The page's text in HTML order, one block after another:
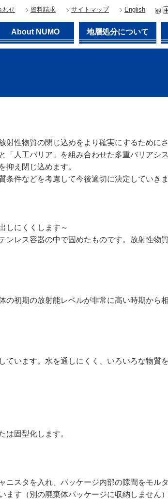
わせ 資料請求 サイトマップ English
About NUMO 地層処分について
性物質の閉じ込めをより確実にするために
人工バリア」を組み合わせた多重バリアシ
抑え閉じ込めます。
件などを考慮して今後適切に決定していきま
しにくくします～
レス容器の中で固めたものです。放射性物
初期の放射能レベルが非常に高い時期から
います。水を通しにくく、いろいろな物質
は固型化します。
スタを入れ、パッケージ内部の隙間をモル
す（別の廃棄体パッケージに収納しません）